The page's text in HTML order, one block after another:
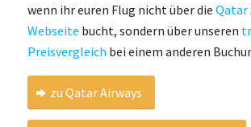
wenn ihr euren Flug nicht über die Qatar
Webseite bucht, sondern über unseren
Preisvergleich bei einem anderen
zu Qatar Airways